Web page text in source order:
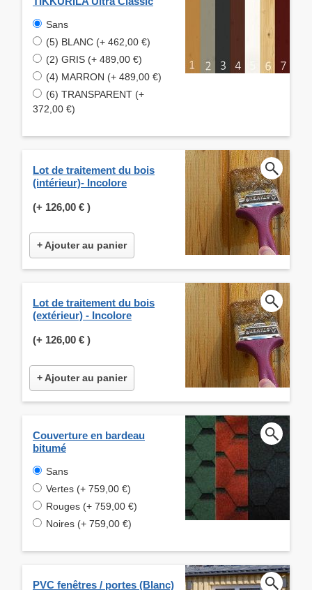
Sans
(5) BLANC (+ 462,00 €)
(2) GRIS (+ 489,00 €)
(4) MARRON (+ 489,00 €)
(6) TRANSPARENT (+
372,00 €)
Lot de traitement du bois
(intérieur)- Incolore
(+ 126,00 € )
+ Ajouter au panier
Lot de traitement du bois
(extérieur) - Incolore
(+ 126,00 € )
+ Ajouter au panier
Couverture en bardeau
bitumé
Sans
Vertes (+ 759,00 €)
Rouges (+ 759,00 €)
Noires (+ 759,00 €)
PVC fenêtres / portes (Blanc)